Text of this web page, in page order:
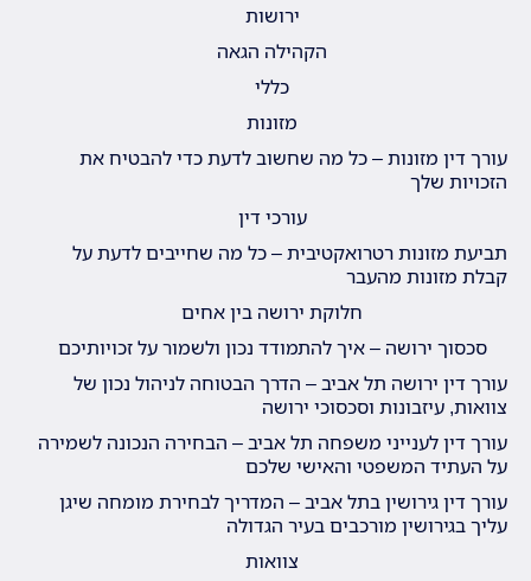
ירושות
הקהילה הגאה
כללי
מזונות
עורך דין מזונות – כל מה שחשוב לדעת כדי להבטיח את
הזכויות שלך
עורכי דין
תביעת מזונות רטרואקטיבית – כל מה שחייבים לדעת על
קבלת מזונות מהעבר
חלוקת ירושה בין אחים
סכסוך ירושה – איך להתמודד נכון ולשמור על זכויותיכם
עורך דין ירושה תל אביב – הדרך הבטוחה לניהול נכון של
צוואות, עיזבונות וסכסוכי ירושה
עורך דין לענייני משפחה תל אביב – הבחירה הנכונה לשמירה
על העתיד המשפטי והאישי שלכם
עורך דין גירושין בתל אביב – המדריך לבחירת מומחה שיגן
עליך בגירושין מורכבים בעיר הגדולה
צוואות